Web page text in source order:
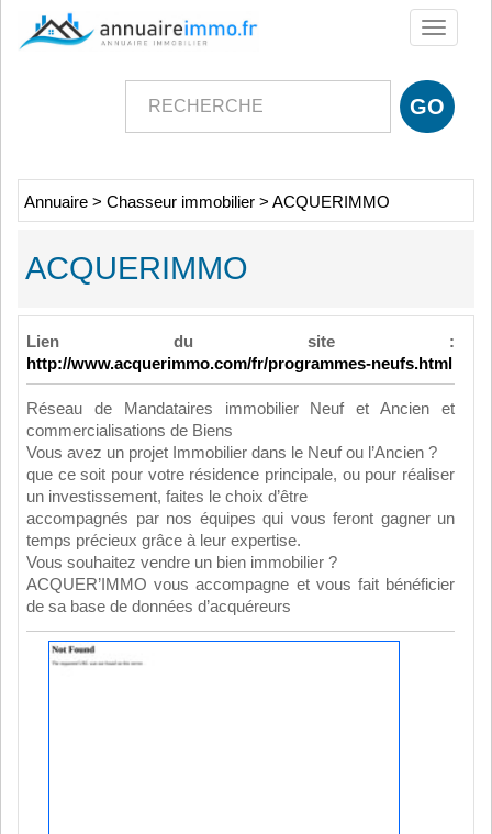
Toggle
Annuaire > Chasseur immobilier > ACQUERIMMO
ACQUERIMMO
Lien du site :
http://www.acquerimmo.com/fr/programmes-neufs.html
Réseau de Mandataires immobilier Neuf et Ancien et
commercialisations de Biens
Vous avez un projet Immobilier dans le Neuf ou l’Ancien ?
que ce soit pour votre résidence principale, ou pour réaliser
un investissement, faites le choix d’être
accompagnés par nos équipes qui vous feront gagner un
temps précieux grâce à leur expertise.
Vous souhaitez vendre un bien immobilier ?
ACQUER’IMMO vous accompagne et vous fait bénéficier
de sa base de données d’acquéreurs